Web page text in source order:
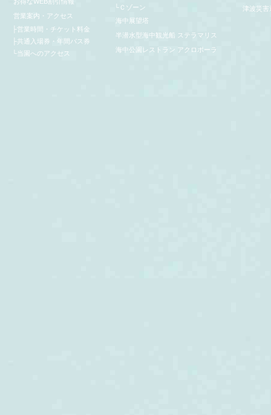
営業案内・アクセス
├営業時間・チケット料金
├共通入場券・年間パス券
└当園へのアクセス
└ Ｃゾーン
海中展望塔
半潜水型海中観光船 ステラマリス
海中公園レストラン アクロポーラ
津波災害